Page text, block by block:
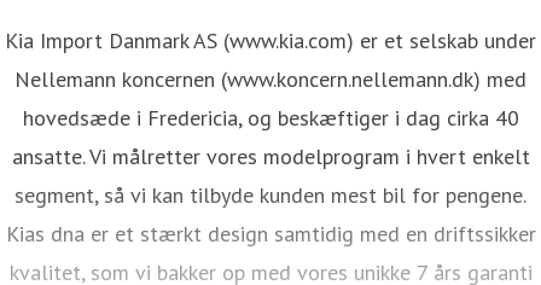
Kia Import Danmark AS (www.kia.com) er et selskab under
Nellemann koncernen (www.koncern.nellemann.dk) med
hovedsæde i Fredericia, og beskæftiger i dag cirka 40
ansatte. Vi målretter vores modelprogram i hvert enkelt
segment, så vi kan tilbyde kunden mest bil for pengene.
Kias dna er et stærkt design samtidig med en driftssikker
kvalitet, som vi bakker op med vores unikke 7 års garanti